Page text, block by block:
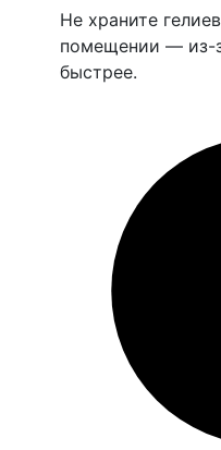
Не храните
помещении — из-
быстрее.